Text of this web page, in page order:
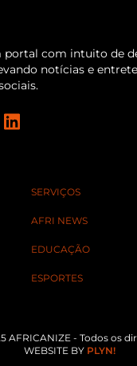
portal com intuito de
notícias e
SERVIÇOS
AFRI NEWS
EDUCAÇÃO
ESPORTES
AFRICANIZE - Todos os
WEBSITE BY PLYN!